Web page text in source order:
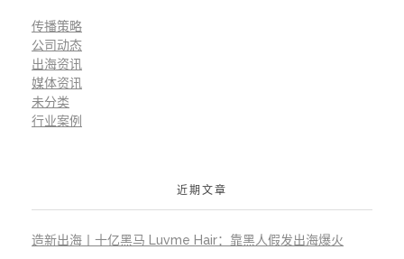
传播策略
公司动态
出海资讯
媒体资讯
未分类
行业案例
近期文章
造新出海丨十亿黑马 Luvme Hair：靠黑人假发出海爆火